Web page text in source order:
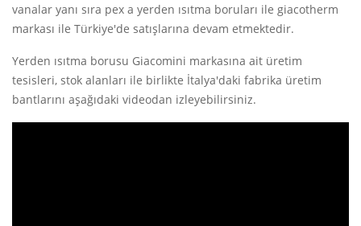
vanalar yanı sıra pex a yerden ısıtma boruları ile giacotherm
markası ile Türkiye'de satışlarına devam etmektedir.
Yerden ısıtma borusu Giacomini markasına ait üretim
tesisleri, stok alanları ile birlikte İtalya'daki fabrika üretim
bantlarını aşağıdaki videodan izleyebilirsiniz.